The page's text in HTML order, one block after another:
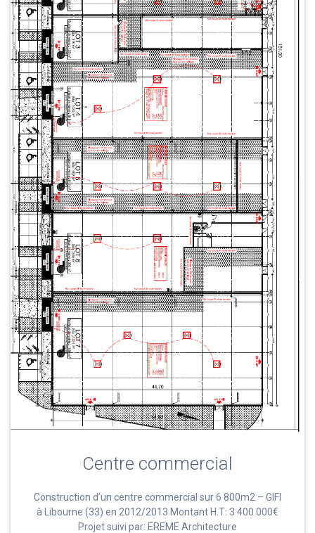
Centre commercial
Construction d’un centre commercial sur 6 800m2 – GIFI
à Libourne (33) en 2012/2013 Montant H.T: 3 400 000€
Projet suivi par: EREME Architecture